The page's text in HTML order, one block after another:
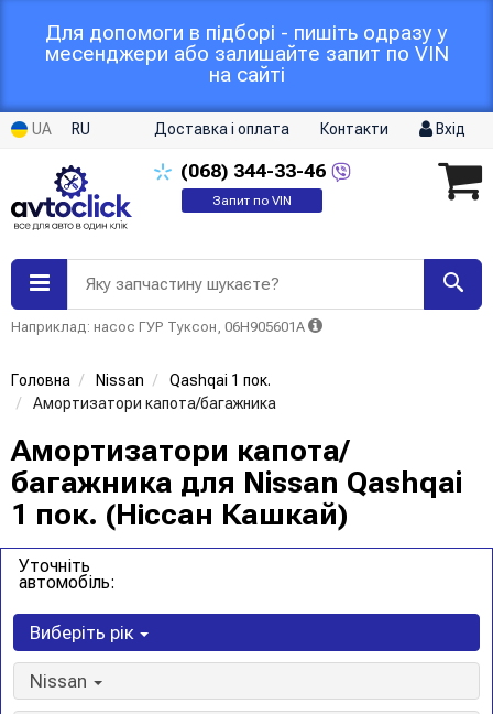
Для допомоги в підборі - пишіть одразу у
месенджери або залишайте запит по VIN
на сайті
UA RU Доставка і оплата Контакти Вхід
(068) 344-33-46
Запит по VIN
Яку запчастину шукаєте?
Наприклад: насос ГУР Туксон, 06H905601A
Головна Nissan
Qashqai 1 пок.
Амортизатори капота/багажника
Амортизатори капота/
багажника для Nissan Qashqai
1 пок. (Ніссан Кашкай)
Уточніть
автомобіль:
Виберіть рік
Nissan